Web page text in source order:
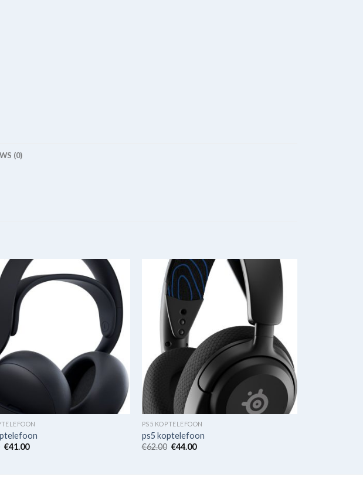
(0)
€41.00
PS5 KOPTELEFOON
ps5 koptelefoon
€62.00 €44.00